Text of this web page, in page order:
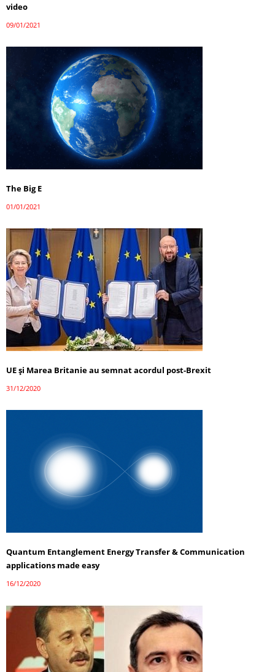
video
09/01/2021
The Big E
01/01/2021
UE şi Marea Britanie au semnat acordul post-Brexit
31/12/2020
Quantum Entanglement Energy Transfer & Communication
applications made easy
16/12/2020